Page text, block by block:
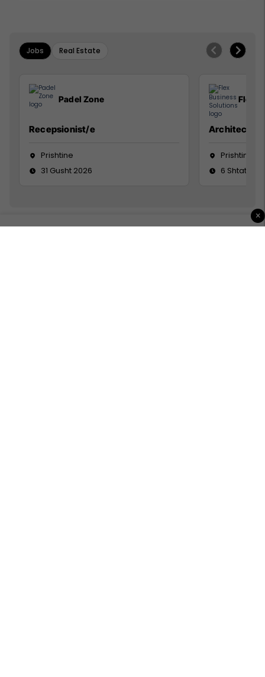
Jobs Real Estate
Padel Zone
Recepsionist/e
Prishtine
31 Gusht 2026
Flex
Architect
Prishtinë
6 Shtator
×